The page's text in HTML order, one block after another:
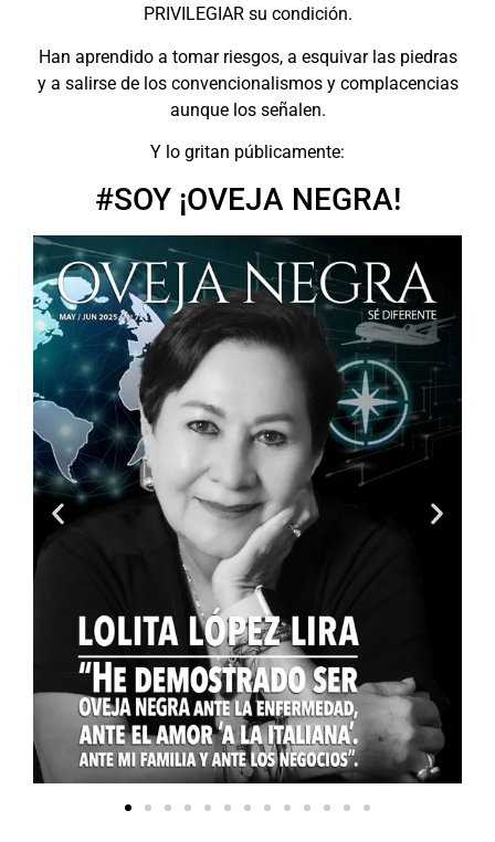
PRIVILEGIAR su condición.
Han aprendido a tomar riesgos, a esquivar las piedras
y a salirse de los convencionalismos y complacencias
aunque los señalen.
Y lo gritan públicamente:
#SOY ¡OVEJA NEGRA!